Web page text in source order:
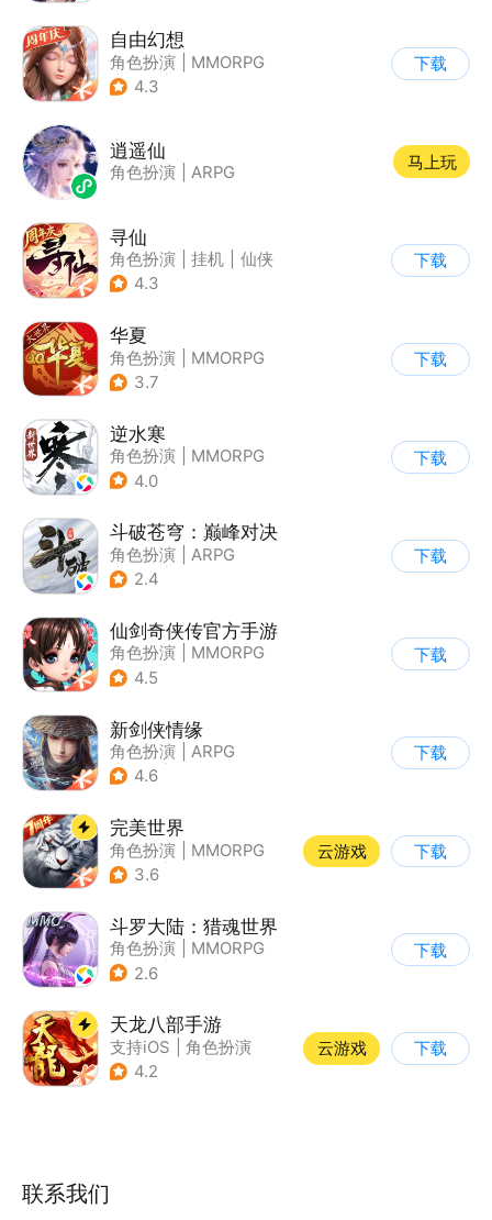
自由幻想
角色扮演
MMORPG
| 仙侠
4.3
下载
逍遥仙
角色扮演 ARPG
马上玩
寻仙
角色扮演 挂机
仙侠
| 寻仙
4.3
下载
华夏
角色扮演
MMORPG
| 神话
3.7
下载
逆水寒
角色扮演
MMORPG
| 武侠
4.0
下载
斗破苍穹：巅峰对决
角色扮演
ARPG
| 奇幻
2.4
下载
仙剑奇侠传官方手游
角色扮演
MMORPG
| 仙侠
4.5
下载
新剑侠情缘
角色扮演
ARPG
| 武侠
4.6
下载
完美世界
角色扮演
MMORPG
| 奇幻
3.6
云游戏 下载
斗罗大陆：猎魂世界
角色扮演
MMORPG
| 奇幻
2.6
下载
天龙八部手游
支持iOS
角色扮演
| MMORPG
4.2
云游戏 下载
联系我们